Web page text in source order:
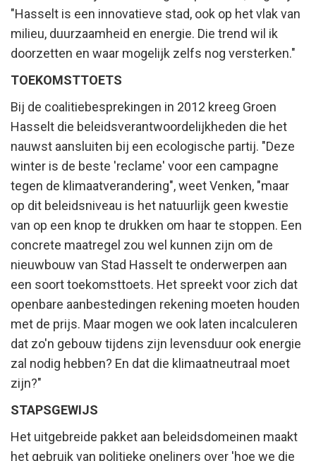
"Hasselt is een innovatieve stad, ook op het vlak van
milieu, duurzaamheid en energie. Die trend wil ik
doorzetten en waar mogelijk zelfs nog versterken."
TOEKOMSTTOETS
Bij de coalitiebesprekingen in 2012 kreeg Groen
Hasselt die beleidsverantwoordelijkheden die het
nauwst aansluiten bij een ecologische partij. "Deze
winter is de beste 'reclame' voor een campagne
tegen de klimaatverandering", weet Venken, "maar
op dit beleidsniveau is het natuurlijk geen kwestie
van op een knop te drukken om haar te stoppen. Een
concrete maatregel zou wel kunnen zijn om de
nieuwbouw van Stad Hasselt te onderwerpen aan
een soort toekomsttoets. Het spreekt voor zich dat
openbare aanbestedingen rekening moeten houden
met de prijs. Maar mogen we ook laten incalculeren
dat zo'n gebouw tijdens zijn levensduur ook energie
zal nodig hebben? En dat die klimaatneutraal moet
zijn?"
STAPSGEWIJS
Het uitgebreide pakket aan beleidsdomeinen maakt
het gebruik van politieke oneliners over 'hoe we die